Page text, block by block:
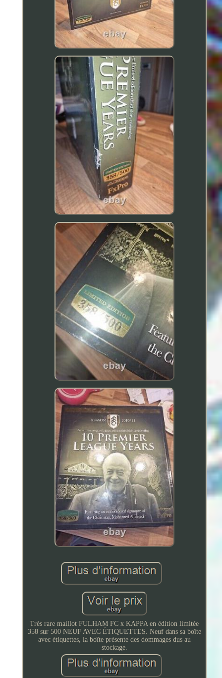
Très rare maillot FULHAM FC x KAPPA en édition limitée
358 sur 500 NEUF AVEC ÉTIQUETTES. Neuf dans sa boîte
avec étiquettes, la boîte présente des dommages dus au
stockage.